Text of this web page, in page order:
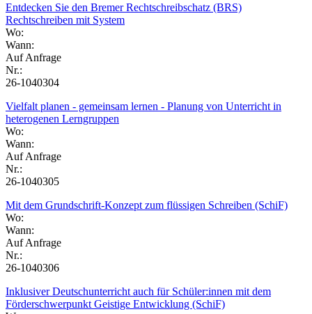
Entdecken Sie den Bremer Rechtschreibschatz (BRS)
Rechtschreiben mit System
Wo:
Wann:
Auf Anfrage
Nr.:
26-1040304
Vielfalt planen - gemeinsam lernen - Planung von Unterricht in
heterogenen Lerngruppen
Wo:
Wann:
Auf Anfrage
Nr.:
26-1040305
Mit dem Grundschrift-Konzept zum flüssigen Schreiben (SchiF)
Wo:
Wann:
Auf Anfrage
Nr.:
26-1040306
Inklusiver Deutschunterricht auch für Schüler:innen mit dem
Förderschwerpunkt Geistige Entwicklung (SchiF)